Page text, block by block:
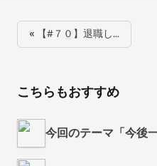
« 【#７０】退職し…
こちらもおすすめ
今回のテーマ「今後